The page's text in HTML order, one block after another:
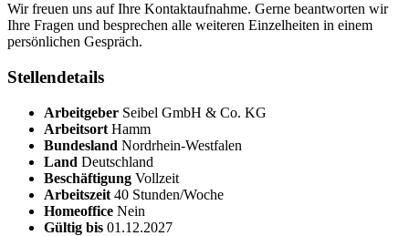
Wir freuen uns auf Ihre Kontaktaufnahme. Gerne beantworten wir
Ihre Fragen und besprechen alle weiteren Einzelheiten in einem
persönlichen Gespräch.
Stellendetails
Arbeitgeber Seibel GmbH & Co. KG
Arbeitsort Hamm
Bundesland Nordrhein-Westfalen
Land Deutschland
Beschäftigung Vollzeit
Arbeitszeit 40 Stunden/Woche
Homeoffice Nein
Gültig bis 01.12.2027